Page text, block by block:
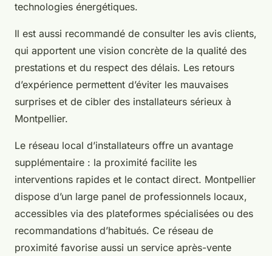
technologies énergétiques.
Il est aussi recommandé de consulter les avis clients,
qui apportent une vision concrète de la qualité des
prestations et du respect des délais. Les retours
d’expérience permettent d’éviter les mauvaises
surprises et de cibler des installateurs sérieux à
Montpellier.
Le réseau local d’installateurs offre un avantage
supplémentaire : la proximité facilite les
interventions rapides et le contact direct. Montpellier
dispose d’un large panel de professionnels locaux,
accessibles via des plateformes spécialisées ou des
recommandations d’habitués. Ce réseau de
proximité favorise aussi un service après-vente